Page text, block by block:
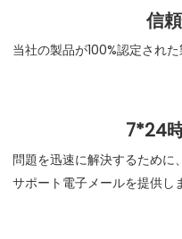
信
当社の製品が100%認定され
7*24
問題を迅速に解決するため
サポート電子メールを提供し